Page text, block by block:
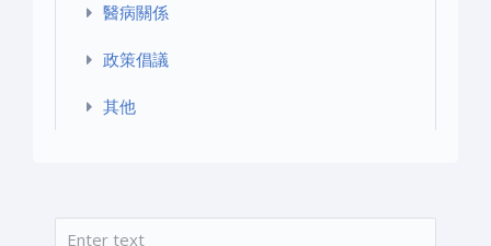
醫病關係
政策倡議
其他
搜尋